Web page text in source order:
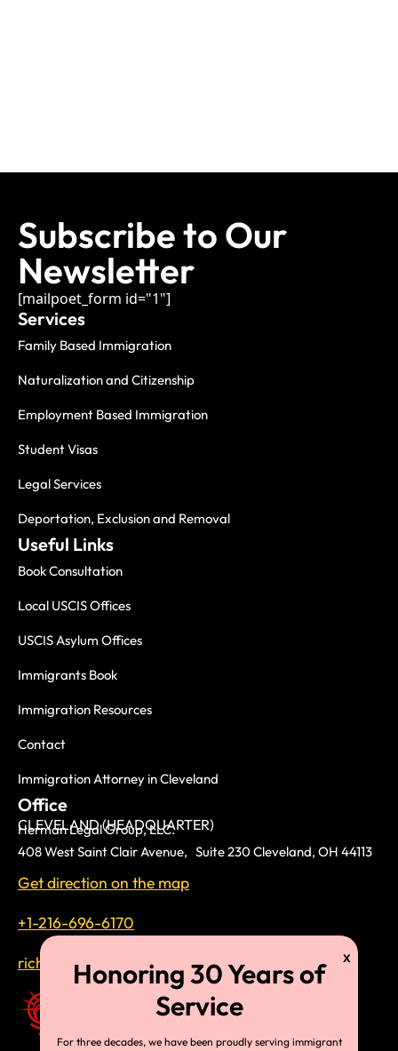
Subscribe to Our
Newsletter
[mailpoet_form id="1"]
Services
Family Based Immigration
Naturalization and Citizenship
Employment Based Immigration
Student Visas
Legal Services
Deportation, Exclusion and Removal
Useful Links
Book Consultation
Local USCIS Offices
USCIS Asylum Offices
Immigrants Book
Immigration Resources
Contact
Immigration Attorney in Cleveland
Office
CLEVELAND (HEADQUARTER)
Herman Legal Group, LLC.
408 West Saint Clair Avenue, Suite 230 Cleveland, OH 44113
Get direction on the map
+1-216-696-6170
richardtmherman@gmail.com
For three decades, we have been proudly serving immigrant